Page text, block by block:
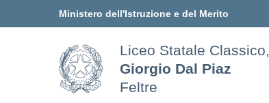
Ministero dell'Istruzione e del Merito
Liceo Statale
Giorgio Dal Piaz
Feltre